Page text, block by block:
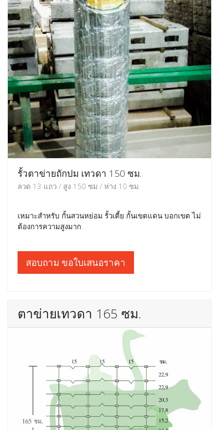
รั้วตาข่ายถักปม เทวดา 150 ซม.
ลวด 13 แถว / สูง 150 ซม / ห่าง 10 ซม
เหมาะสำหรับ กั้นสวนหย่อม รั้วเตี้ย กั้นเขตแดน บอกเขต ไม่
ต้องการความสูงมาก
สอบถาม ขอใบเสนอราคา
ตาข่ายเทวดา 165 ซม.